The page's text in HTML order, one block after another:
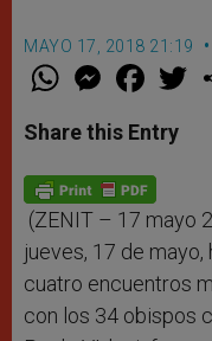
MAYO 17, 2018 21:19
W
t
s
p
p
M
e
s
e
g
e
r
F
a
e
b
o
k
w
Share this Entry
(ZENIT – 17 mayo
jueves, 17 de
cuatro encuentros
con los 34 obispos